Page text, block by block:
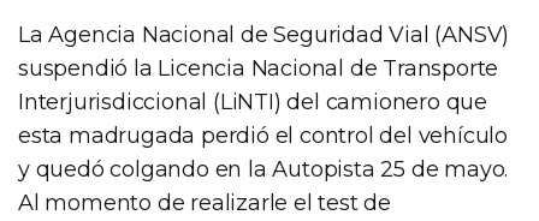
La Agencia Nacional de Seguridad Vial (ANSV)
suspendió la Licencia Nacional de Transporte
Interjurisdiccional (LiNTI) del camionero que
esta madrugada perdió el control del vehículo
y quedó colgando en la Autopista 25 de mayo.
Al momento de realizarle el test de